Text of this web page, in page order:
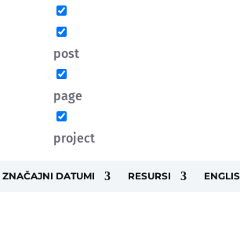
post
page
project
ZNAČAJNI DATUMI RESURSI